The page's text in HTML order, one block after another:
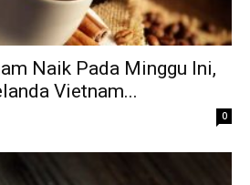
Naik Pada Minggu Ini,
Vietnam...
0